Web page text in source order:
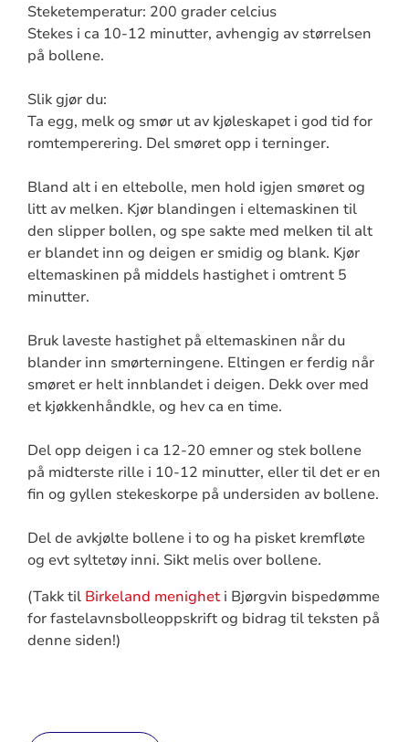
Steketemperatur: 200 grader celcius
Stekes i ca 10-12 minutter, avhengig av størrelsen
på bollene.
Slik gjør du:
Ta egg, melk og smør ut av kjøleskapet i god tid for
romtemperering. Del smøret opp i terninger.
Bland alt i en eltebolle, men hold igjen smøret og
litt av melken. Kjør blandingen i eltemaskinen til
den slipper bollen, og spe sakte med melken til alt
er blandet inn og deigen er smidig og blank. Kjør
eltemaskinen på middels hastighet i omtrent 5
minutter.
Bruk laveste hastighet på eltemaskinen når du
blander inn smørterningene. Eltingen er ferdig når
smøret er helt innblandet i deigen. Dekk over med
et kjøkkenhåndkle, og hev ca en time.
Del opp deigen i ca 12-20 emner og stek bollene
på midterste rille i 10-12 minutter, eller til det er en
fin og gyllen stekeskorpe på undersiden av bollene.
Del de avkjølte bollene i to og ha pisket kremfløte
og evt syltetøy inni. Sikt melis over bollene.
(Takk til Birkeland menigheti Bjørgvin bispedømme
for fastelavnsbolleoppskrift og bidrag til teksten på
denne siden!)